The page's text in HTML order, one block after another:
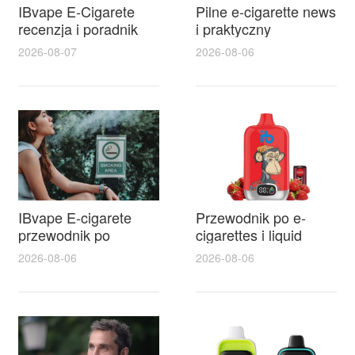
IBvape E-Cigarete
recenzja i poradnik
zakupowy z
oraz smoke stick v8
oferty
2026-08-07
Pilne e-cigarette news
i praktyczny
przewodnik po e
jednorazowe dla
2026-08-06
IBvape E-cigarete
przewodnik po
modelach i
akcesoriach oraz
najlepsze oferty
siemianowice na
każdą kieszeń
2026-08-06
Przewodnik po e-
cigarettes i liquid
kawa dla
początkujących —
wybór smaków, mocy
2026-08-06